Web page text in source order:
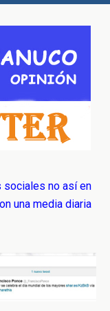
sociales no así en
una media diaria